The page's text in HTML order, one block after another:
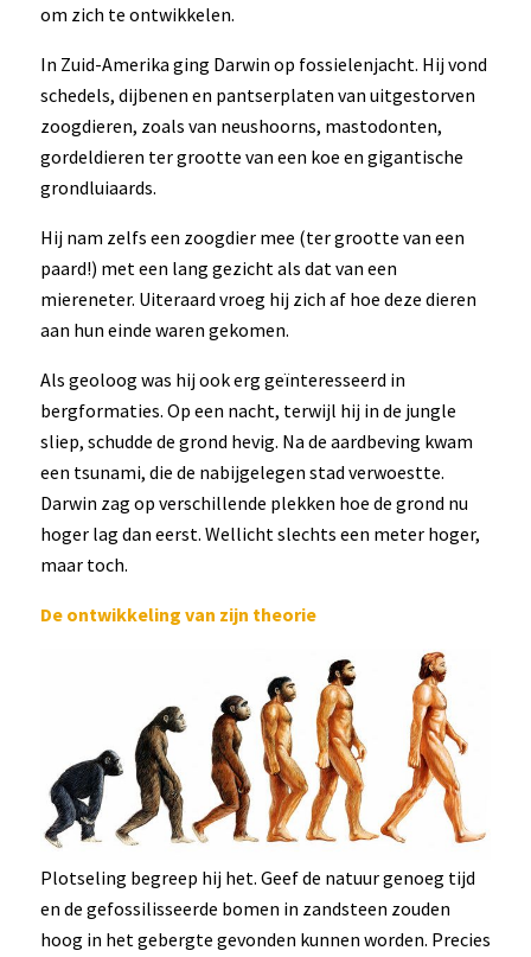
om zich te ontwikkelen.
In Zuid-Amerika ging Darwin op fossielenjacht. Hij vond
schedels, dijbenen en pantserplaten van uitgestorven
zoogdieren, zoals van neushoorns, mastodonten,
gordeldieren ter grootte van een koe en gigantische
grondluiaards.
Hij nam zelfs een zoogdier mee (ter grootte van een
paard!) met een lang gezicht als dat van een
miereneter. Uiteraard vroeg hij zich af hoe deze dieren
aan hun einde waren gekomen.
Als geoloog was hij ook erg geïnteresseerd in
bergformaties. Op een nacht, terwijl hij in de jungle
sliep, schudde de grond hevig. Na de aardbeving kwam
een tsunami, die de nabijgelegen stad verwoestte.
Darwin zag op verschillende plekken hoe de grond nu
hoger lag dan eerst. Wellicht slechts een meter hoger,
maar toch.
De ontwikkeling van zijn theorie
Plotseling begreep hij het. Geef de natuur genoeg tijd
en de gefossilisseerde bomen in zandsteen zouden
hoog in het gebergte gevonden kunnen worden. Precies